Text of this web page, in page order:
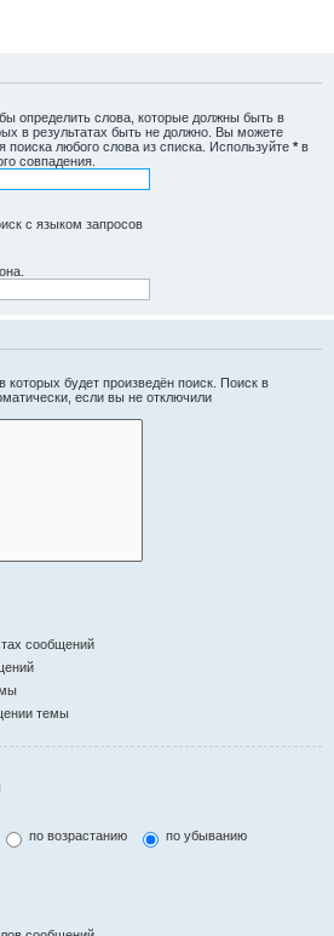
определить слова, которые должны быть в
в результатах быть не должно. Вы можете
поиска любого слова из списка. Используйте * в
совпадения.
с языком запросов
будет произведён поиск. Поиск в
если вы не отключили
сообщений
темы
по возрастанию
по убыванию